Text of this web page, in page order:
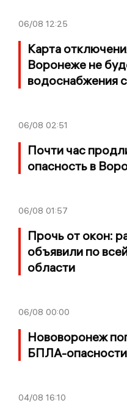
06/08 12:25
Карта
Воронеже не
водоснабжения с
06/08 02:51
Почти час
опасность в
06/08 01:57
Прочь от окон:
объявили по
области
06/08 00:00
Нововоронеж
БПЛА-опасности
04/08 16:10